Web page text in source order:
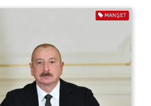
MANŞET